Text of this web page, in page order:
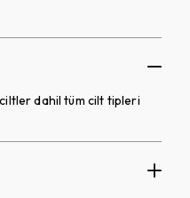
ciltler dahil tüm cilt tipleri